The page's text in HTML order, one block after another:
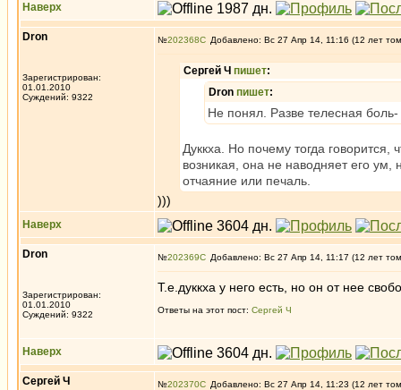
Наверх
Dron
Зарегистрирован:
01.01.2010
Суждений: 9322
№202368 Добавлено: Вс 27 Апр 14, 11:16 (12 лет
Сергей Ч пишет:
Dron пишет:
Не понял. Разве телесная боль-
Дуккха. Но почему тогда говорится,
возникая, она не наводняет его ум,
отчаяние или печаль.
)))
Наверх
Dron
Зарегистрирован:
01.01.2010
Суждений: 9322
№202369 Добавлено: Вс 27 Апр 14, 11:17 (12 лет
Т.е.дуккха у него есть, но он от нее
Ответы на этот пост: Сергей Ч
Наверх
Сергей Ч №202370 Добавлено: Вс 27 Апр 14, 11:23 (12 лет